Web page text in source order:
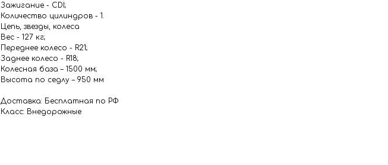
Зажигание - CDI;
Количество цилиндров - 1.
Цепь, звезды, колеса
Вес - 127 кг;
Переднее колесо - R21;
Заднее колесо - R18;
Колесная база – 1500 мм;
Высота по седлу – 950 мм
Доставка: Бесплатная по РФ
Класс: Внедорожные